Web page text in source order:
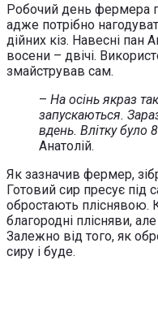
Робочий день фермера
адже потрібно
дійних кіз. Навесні пан
восени – двічі.
змайстрував сам.
– На осінь якраз
запускаються.
вдень. Влітку було
Анатолій.
Як зазначив фермер,
Готовий сир пресує під
обростають
благородні плісняви,
Залежно від того, як
сиру і буде.